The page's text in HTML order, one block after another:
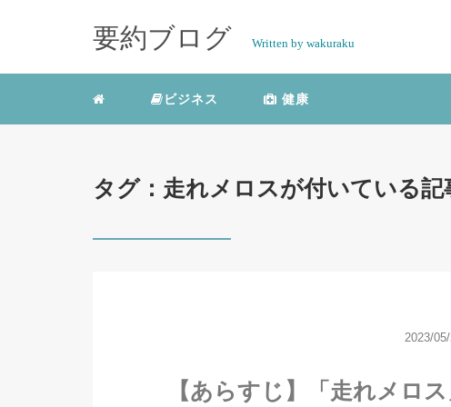
要約ブログ Written by wakuraku
ビジネス 健康
タグ：走れメロスが付いている記
2023/
【あらすじ】「走れメロ